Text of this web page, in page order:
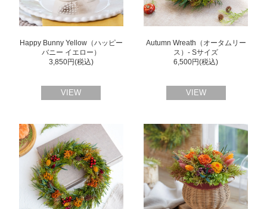
Happy Bunny Yellow（ハッピー
バニー イエロー）
3,850円(税込)
VIEW
Autumn Wreath（オータムリー
ス）- Sサイズ
6,500円(税込)
VIEW